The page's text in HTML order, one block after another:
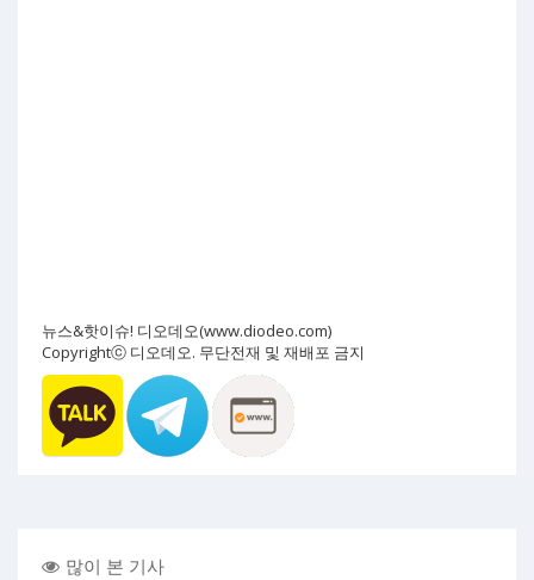
뉴스&핫이슈! 디오데오(www.diodeo.com)
Copyrightⓒ 디오데오. 무단전재 및 재배포 금지
많이 본 기사